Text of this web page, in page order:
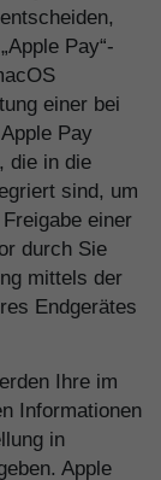
Pay“-
einer bei
Pay
die in die
sind, um
einer
durch Sie
mittels der
Endgerätes
Ihre im
Informationen
in
Apple